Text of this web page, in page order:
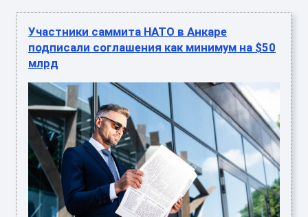
Участники саммита НАТО в Анкаре
подписали соглашения как минимум на $50
млрд